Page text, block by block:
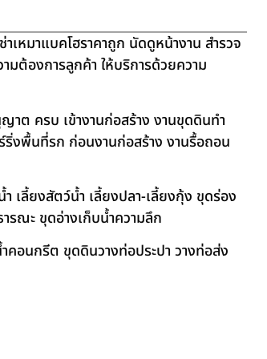
เหมาแบคโฮราคาถูก นัดดูหน้างาน สำรวจ
มต้องการลูกค้า ให้บริการด้วยความ
าต ครบ เข้างานก่อสร้าง งานขุดดินทำ
ริ่งพื้นที่รก ก่อนงานก่อสร้าง งานรื้อถอน
เลี้ยงสัตว์น้ำ เลี้ยงปลา-เลี้ยงกุ้ง ขุดร่อง
รณะ ขุดอ่างเก็บน้ำความลึก
คอนกรีต ขุดดินวางท่อประปา วางท่อส่ง